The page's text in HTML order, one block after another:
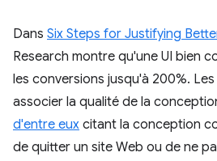
Dans Six Steps for Justifying
Research montre qu'une UI bien
les conversions jusqu'à 200%.
associer la qualité de la
d'entre eux citant la conception
de quitter un site Web ou de ne